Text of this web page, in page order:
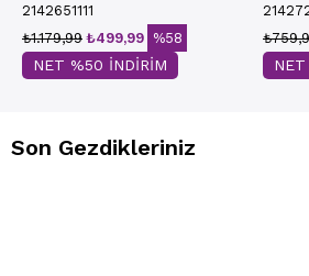
2142651111
₺499,99
₺1.179,99 %58
NET %50 İNDİRİM
Son Gezdikleriniz